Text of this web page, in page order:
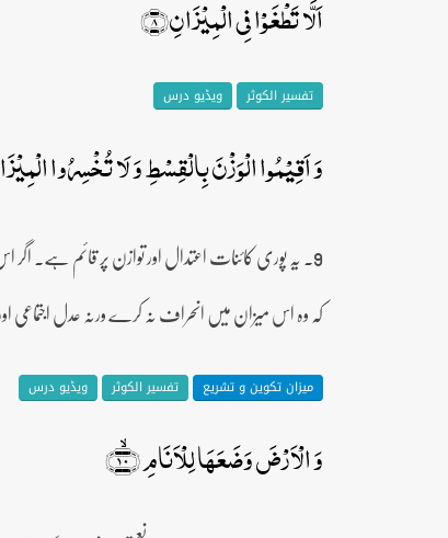
اَلَّا تَطۡغَوۡا فِی الۡمِیۡزَانِ﴿۸﴾
تفسیر الکوثر ویڈیو درس
وَ اَقِیۡمُوا الۡوَزۡنَ بِالۡقِسۡطِ وَ لَا تُخۡسِرُوا
9۔ یہ پوری کائنات اعتدال اور توازن پر قائم ہے۔
کہ وہ اس میزان میں انحراف نہ کرے ورنہ عدل اجتماعی
میزان تکوین و تشریع تفسیر الکوثر ویڈیو درس
وَ الۡاَرۡضَ وَضَعَہَا لِلۡاَنَامِ ﴿ۙ۱۰﴾